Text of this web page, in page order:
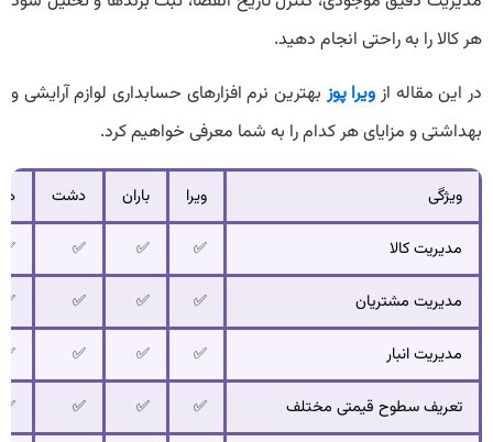
هر کالا را به راحتی انجام دهید.
در این مقاله ازویرا پوز بهترین نرم افزارهای حسابداری لوازم آرایشی و
بهداشتی و مزایای هر کدام را به شما معرفی خواهیم کرد.
ویژگی ویرا باران دشت
مدیریت کالا ✅
✅
✅
✅
مدیریت مشتریان ✅
✅
✅
✅
مدیریت انبار ✅
✅
✅
✅
تعریف سطوح قیمتی مختلف ✅
✅
✅
✅